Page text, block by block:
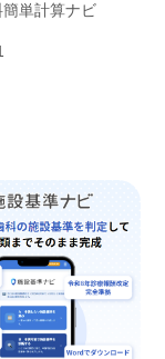
単計算ナビ